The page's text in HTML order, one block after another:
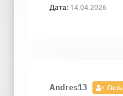
Дата: 14.04.2026
Andres13 Гість